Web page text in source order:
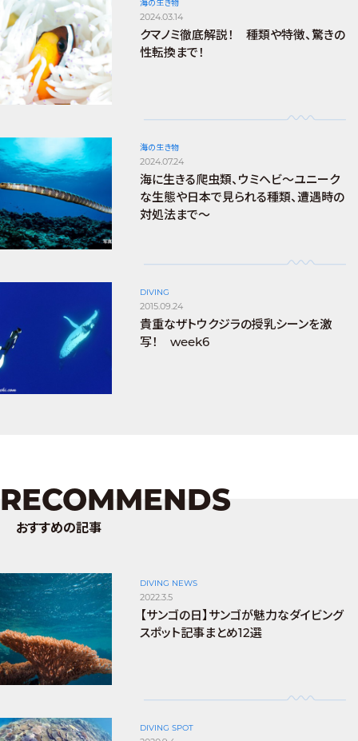
海の生き物
2024.03.14
クマノミ徹底解説！ 種類や特徴、驚きの
性転換まで！
海の生き物
2024.07.24
海に生きる爬虫類、ウミヘビ～ユニーク
な生態や日本で見られる種類、遭遇時の
対処法まで～
DIVING
2015.09.24
貴重なザトウクジラの授乳シーンを激
写！ week6
RECOMMENDS
おすすめの記事
DIVING NEWS
2022.3.5
【サンゴの日】サンゴが魅力なダイビング
スポット記事まとめ12選
DIVING SPOT